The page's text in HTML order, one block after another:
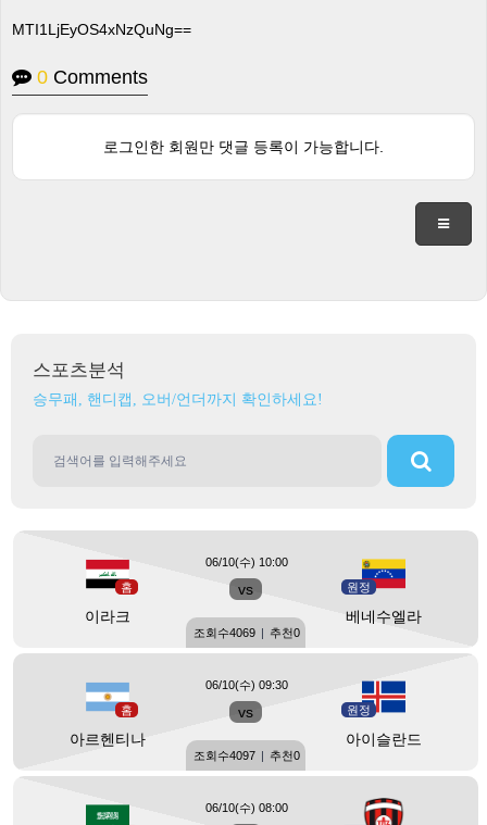
MTI1LjEyOS4xNzQuNg==
0 Comments
로그인한 회원만 댓글 등록이 가능합니다.
스포츠분석
승무패, 핸디캡, 오버/언더까지 확인하세요!
홈
이라크
vs 원정
베네수엘라
06/10(수) 10:00
조회수4069 | 추천0
홈
아르헨티나
vs 원정
아이슬란드
06/10(수) 09:30
조회수4097 | 추천0
06/10(수) 08:00